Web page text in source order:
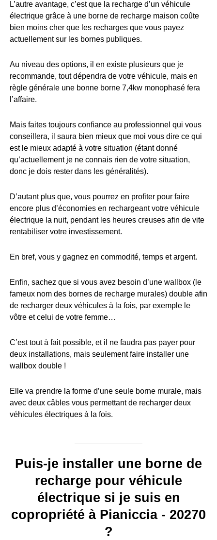
L’autre avantage, c’est que la recharge d’un véhicule
électrique grâce à une borne de recharge maison coûte
bien moins cher que les recharges que vous payez
actuellement sur les bornes publiques.
Au niveau des options, il en existe plusieurs que je
recommande, tout dépendra de votre véhicule, mais en
règle générale une bonne borne 7,4kw monophasé fera
l’affaire.
Mais faites toujours confiance au professionnel qui vous
conseillera, il saura bien mieux que moi vous dire ce qui
est le mieux adapté à votre situation (étant donné
qu’actuellement je ne connais rien de votre situation,
donc je dois rester dans les généralités).
D’autant plus que, vous pourrez en profiter pour faire
encore plus d’économies en rechargeant votre véhicule
électrique la nuit, pendant les heures creuses afin de vite
rentabiliser votre investissement.
En bref, vous y gagnez en commodité, temps et argent.
Enfin, sachez que si vous avez besoin d’une wallbox (le
fameux nom des bornes de recharge murales) double afin
de recharger deux véhicules à la fois, par exemple le
vôtre et celui de votre femme…
C’est tout à fait possible, et il ne faudra pas payer pour
deux installations, mais seulement faire installer une
wallbox double !
Elle va prendre la forme d’une seule borne murale, mais
avec deux câbles vous permettant de recharger deux
véhicules électriques à la fois.
Puis-je installer une borne de
recharge pour véhicule
électrique si je suis en
copropriété à Pianiccia - 20270
?